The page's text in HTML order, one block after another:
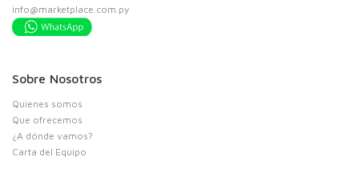
info@marketplace.com.py
Sobre Nosotros
Quienes somos
Que ofrecemos
¿A dónde vamos?
Carta del Equipo